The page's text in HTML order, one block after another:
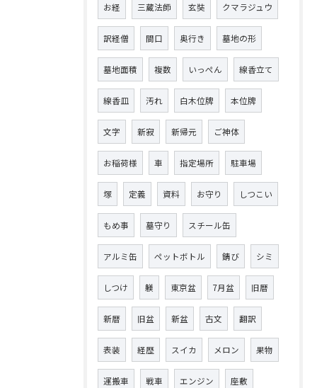
お経 三蔵法師 玄奘 クマラジュウ
訳経僧 間口 奥行き 墓地の形
墓地面積 複数 いっぺん 線香立て
線香皿 汚れ 白木位牌 本位牌
文字 新寂 新帰元 ご神体
お稲荷様 車 指定場所 駐車場
塚 定義 資料 お守り しつこい
もめ事 墓守り スチール缶
アルミ缶 ペットボトル 錆び シミ
しつけ 躾 東京盆 7月盆 旧暦
新暦 旧盆 新盆 古文 翻訳
表装 経歴 スイカ メロン 果物
運搬車 戦車 エンジン 座敷